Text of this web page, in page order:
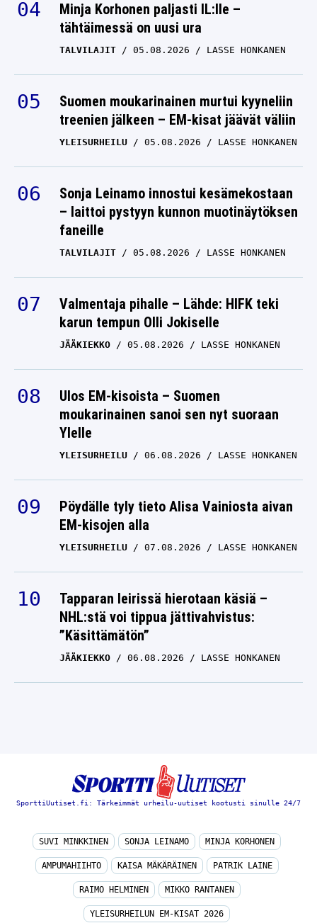
Minja Korhonen paljasti IL:lle –
tähtäimessä on uusi ura
TALVILAJIT 05.08.2026 LASSE HONKANEN
Suomen moukarinainen murtui kyyneliin
treenien jälkeen – EM-kisat jäävät väliin
YLEISURHEILU 05.08.2026 LASSE HONKANEN
Sonja Leinamo innostui kesämekostaan
– laittoi pystyyn kunnon muotinäytöksen
faneille
TALVILAJIT 05.08.2026 LASSE HONKANEN
Valmentaja pihalle – Lähde: HIFK teki
karun tempun Olli Jokiselle
JÄÄKIEKKO 05.08.2026 LASSE HONKANEN
Ulos EM-kisoista – Suomen
moukarinainen sanoi sen nyt suoraan
Ylelle
YLEISURHEILU 06.08.2026 LASSE HONKANEN
Pöydälle tyly tieto Alisa Vainiosta aivan
EM-kisojen alla
YLEISURHEILU 07.08.2026 LASSE HONKANEN
Tapparan leirissä hierotaan käsiä –
NHL:stä voi tippua jättivahvistus:
”Käsittämätön”
JÄÄKIEKKO 06.08.2026 LASSE HONKANEN
SporttiUutiset.fi: Tärkeimmät urheilu-uutiset kootusti sinulle 24/7
SUVI MINKKINEN SONJA LEINAMO MINJA KORHONEN
AMPUMAHIIHTO KAISA MÄKÄRÄINEN PATRIK LAINE
RAIMO HELMINEN MIKKO RANTANEN
YLEISURHEILUN EM-KISAT 2026